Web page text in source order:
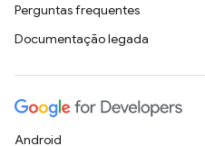
Perguntas frequentes
Documentação legada
Android